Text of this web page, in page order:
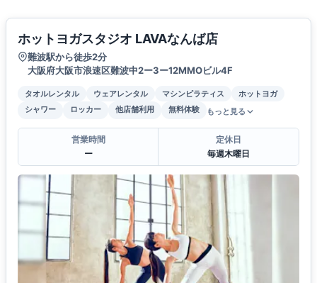
ホットヨガスタジオ LAVAなんば店
難波駅から徒歩2分
大阪府大阪市浪速区難波中2ー3ー12MMOビル4F
タオルレンタル ウェアレンタル マシンピラティス
ホットヨガ
シャワー
ロッカー 他店舗利用 無料体験 もっと見る
営業時間
ー
定休日
毎週木曜日